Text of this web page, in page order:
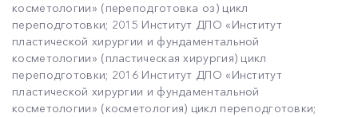
косметологии» (переподготовка оз) цикл
переподготовки; 2015 Институт ДПО «Институт
пластической хирургии и фундаментальной
косметологии» (пластическая хирургия) цикл
переподготовки; 2016 Институт ДПО «Институт
пластической хирургии и фундаментальной
косметологии» (косметология) цикл переподготовки;